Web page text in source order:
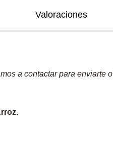
Valoraciones
a contactar para enviarte